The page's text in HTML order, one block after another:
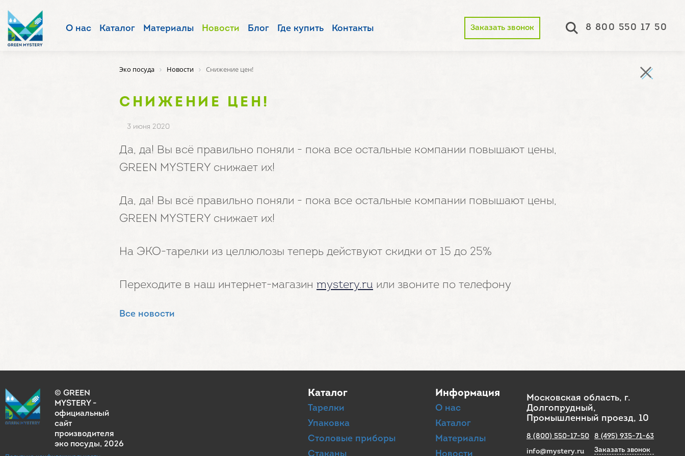
О нас Каталог Материалы Новости Блог Где купить Контакты Заказать звонок 8 800 550 17 50
Эко посуда Новости Снижение цен!
СНИЖЕНИЕ ЦЕН!
3 июня 2020
Да, да! Вы всё правильно поняли - пока все остальные компании повышают цены,
GREEN MYSTERY снижает их!
Да, да! Вы всё правильно поняли - пока все остальные компании повышают цены,
GREEN MYSTERY снижает их!
На ЭКО-тарелки из целлюлозы теперь действуют скидки от 15 до 25%
Переходите в наш интернет-магазин mystery.ru или звоните по телефону
Все новости
© GREEN
MYSTERY -
официальный
сайт
производителя
эко посуды, 2026
Каталог
Тарелки
Упаковка
Столовые приборы
Информация
О нас
Каталог
Материалы
Московская область, г.
Долгопрудный,
Промышленный проезд, 10
8 (800) 550-17-50
info@mystery.ru
8 (495) 935-71-63
Заказать звонок